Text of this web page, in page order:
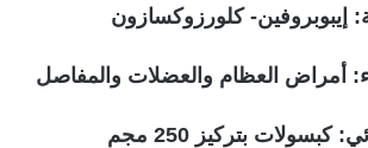
إيبوبروفين- كلورزوكسازون
أمراض العظام والعضلات والمفاصل
بتركيز 250 مجم